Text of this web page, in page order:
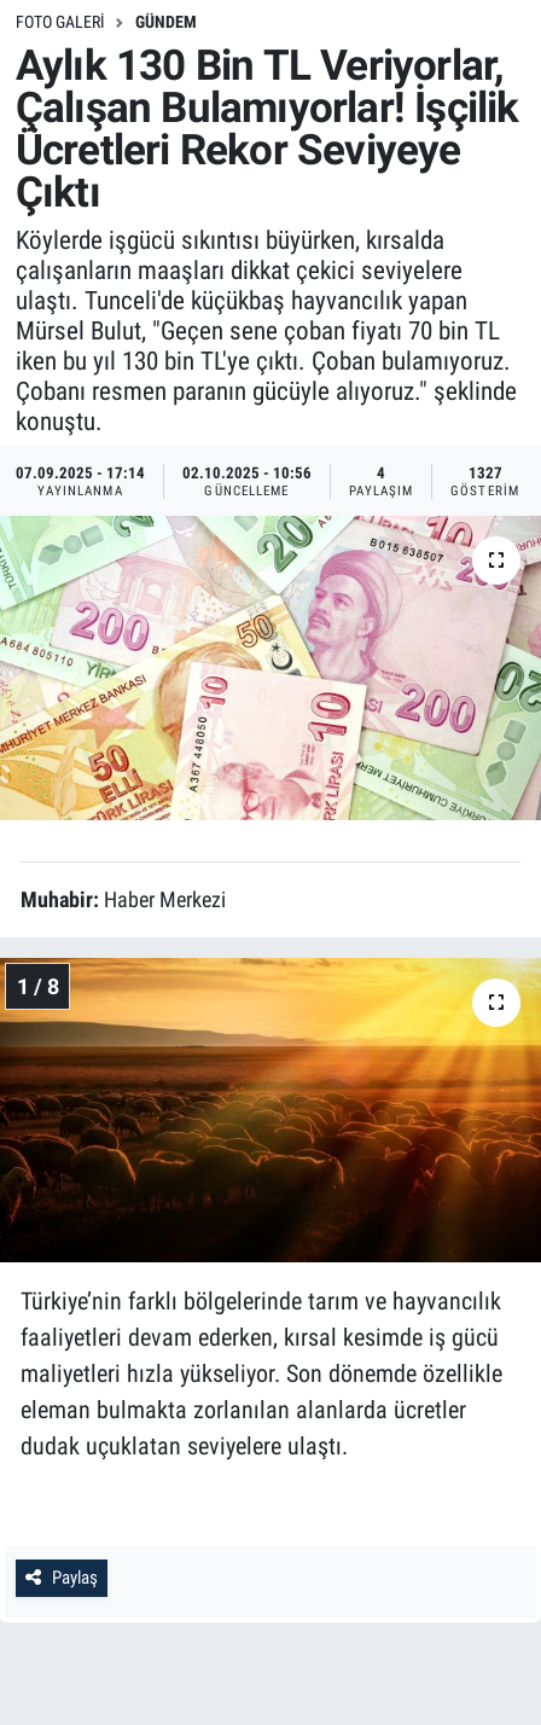
FOTO GALERI GÜNDEM
Aylık 130 Bin TL Veriyorlar,
Çalışan Bulamıyorlar! İşçilik
Ücretleri Rekor Seviyeye
Çıktı
Köylerde işgücü sıkıntısı büyürken, kırsalda
çalışanların maaşları dikkat çekici seviyelere
ulaştı. Tunceli'de küçükbaş hayvancılık yapan
Mürsel Bulut, "Geçen sene çoban fiyatı 70 bin TL
iken bu yıl 130 bin TL'ye çıktı. Çoban bulamıyoruz.
Çobanı resmen paranın gücüyle alıyoruz." şeklinde
konuştu.
07.09.2025 - 17:14
YAYINLANMA
02.10.2025 - 10:56
GÜNCELLEME
4
PAYLAŞIM
1327
GÖSTERIM
Muhabir: Haber Merkezi
1 / 8
Türkiye’nin farklı bölgelerinde tarım ve hayvancılık
faaliyetleri devam ederken, kırsal kesimde iş gücü
maliyetleri hızla yükseliyor. Son dönemde özellikle
eleman bulmakta zorlanılan alanlarda ücretler
dudak uçuklatan seviyelere ulaştı.
Paylaş